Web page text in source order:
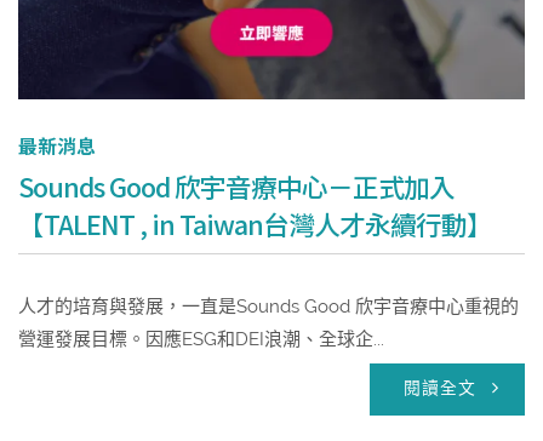
最新消息
Sounds Good 欣宇音療中心－正式加入
【TALENT , in Taiwan台灣人才永續行動】
人才的培育與發展，一直是Sounds Good 欣宇音療中心重視的
營運發展目標。因應ESG和DEI浪潮、全球企...
閱讀全文